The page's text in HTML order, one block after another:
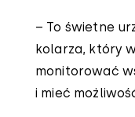
– To świetne
kolarza, który
monitorować
i mieć